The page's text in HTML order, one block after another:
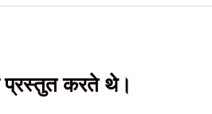
प्रस्तुत करते थे।